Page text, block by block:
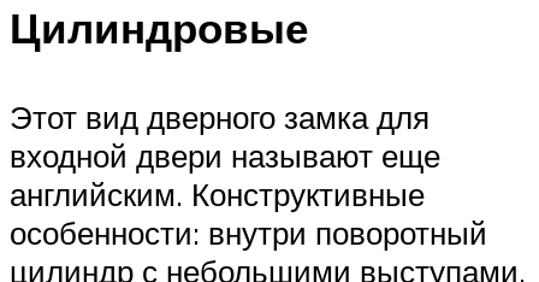
Цилиндровые
Этот вид дверного замка для
входной двери называют еще
английским. Конструктивные
особенности: внутри поворотный
цилиндр с небольшими выступами,